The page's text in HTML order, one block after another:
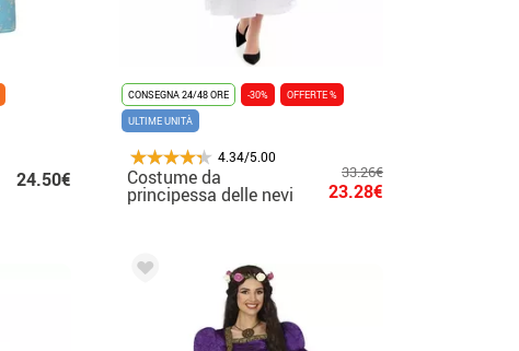
24.50€
CONSEGNA 24/48 ORE -30%
OFFERTE %
ULTIME UNITÀ
4.34/5.00
Costume da
principessa delle nevi
per donna
33.26€
23.28€